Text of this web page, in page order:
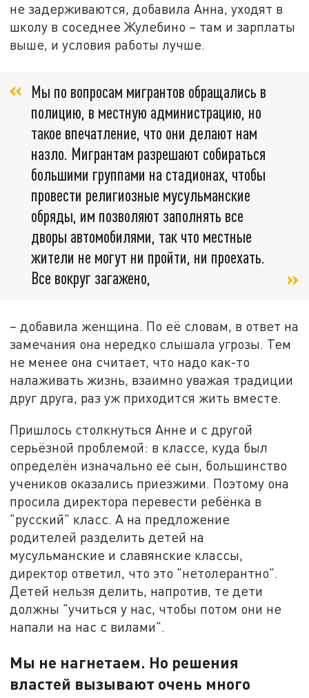
не задерживаются, добавила Анна, уходят в
школу в соседнее Жулебино – там и зарплаты
выше, и условия работы лучше.
Мы по вопросам мигрантов обращались в
полицию, в местную администрацию, но
такое впечатление, что они делают нам
назло. Мигрантам разрешают собираться
большими группами на стадионах, чтобы
провести религиозные мусульманские
обряды, им позволяют заполнять все
дворы автомобилями, так что местные
жители не могут ни пройти, ни проехать.
Все вокруг загажено,
– добавила женщина. По её словам, в ответ на
замечания она нередко слышала угрозы. Тем
не менее она считает, что надо как-то
налаживать жизнь, взаимно уважая традиции
друг друга, раз уж приходится жить вместе.
Пришлось столкнуться Анне и с другой
серьёзной проблемой: в классе, куда был
определён изначально её сын, большинство
учеников оказались приезжими. Поэтому она
просила директора перевести ребёнка в
"русский" класс. А на предложение
родителей разделить детей на
мусульманские и славянские классы,
директор ответил, что это "нетолерантно".
Детей нельзя делить, напротив, те дети
должны "учиться у нас, чтобы потом они не
напали на нас с вилами".
Мы не нагнетаем. Но решения
властей вызывают очень много